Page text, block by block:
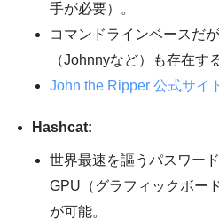
手が必要）。
コマンドラインベースだ
（Johnnyなど）も存在す
John the Ripper 公式サイ
Hashcat:
世界最速を謳うパスワー
GPU（グラフィックボー
が可能。